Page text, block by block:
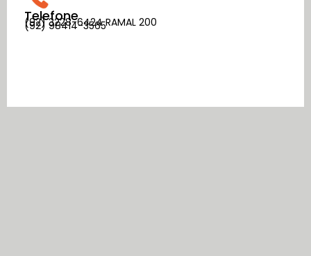
Telefone
(92) 3228-6424 RAMAL 200
(92) 98414-3565